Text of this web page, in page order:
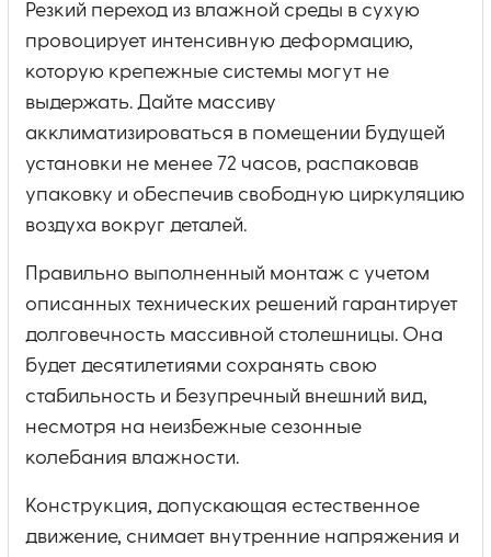
Резкий переход из влажной среды в сухую
провоцирует интенсивную деформацию,
которую крепежные системы могут не
выдержать. Дайте массиву
акклиматизироваться в помещении будущей
установки не менее 72 часов, распаковав
упаковку и обеспечив свободную циркуляцию
воздуха вокруг деталей.
Правильно выполненный монтаж с учетом
описанных технических решений гарантирует
долговечность массивной столешницы. Она
будет десятилетиями сохранять свою
стабильность и безупречный внешний вид,
несмотря на неизбежные сезонные
колебания влажности.
Конструкция, допускающая естественное
движение, снимает внутренние напряжения и